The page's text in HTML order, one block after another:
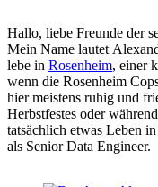
Hallo, liebe Freunde der
Mein Name lautet
lebe in Rosenheim, einer
wenn die Rosenheim
hier meistens ruhig und
Herbstfestes oder
tatsächlich etwas Leben
als Senior Data Engineer.